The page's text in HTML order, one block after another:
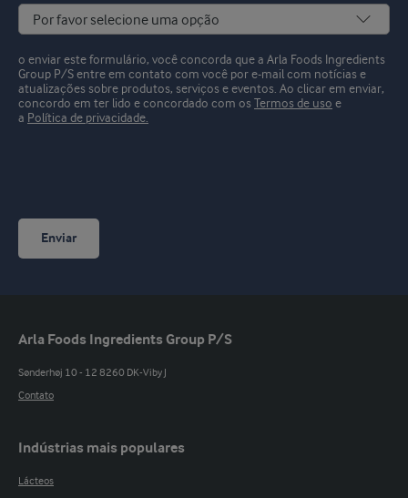
o enviar este formulário, você concorda que a Arla Foods Ingredients
Group P/S entre em contato com você por e-mail com notícias e
atualizações sobre produtos, serviços e eventos. Ao clicar em enviar,
concordo em ter lido e concordado com os
Termos de uso e
a Política de privacidade.
Enviar
Arla Foods Ingredients Group P/S
Sønderhøj 10 - 12 8260 DK-Viby J
Contato
Indústrias mais populares
Lácteos